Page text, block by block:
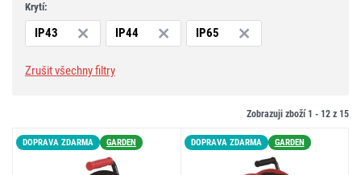
Krytí:
IP43 IP44 IP65
Zrušit všechny filtry
Zobrazuji zboží 1 - 12 z 15
DOPRAVA ZDARMA GARDEN DOPRAVA ZDARMA GARDEN